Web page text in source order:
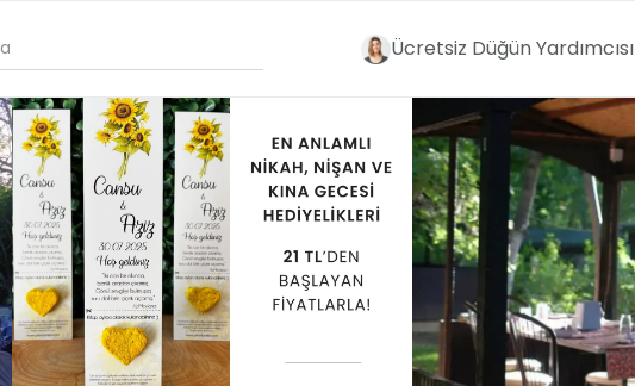
Ücretsiz Düğün Yardımcısı